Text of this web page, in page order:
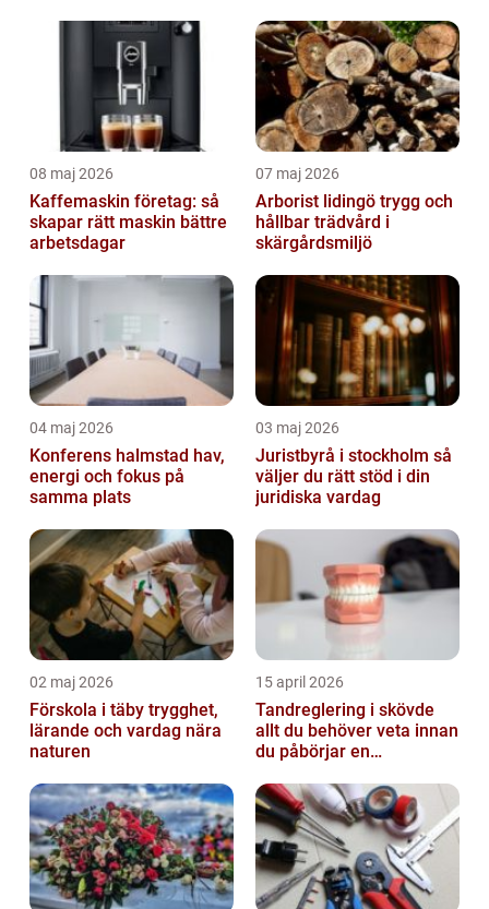
08 maj 2026
Kaffemaskin företag: så
skapar rätt maskin bättre
arbetsdagar
07 maj 2026
Arborist lidingö trygg och
hållbar trädvård i
skärgårdsmiljö
04 maj 2026
Konferens halmstad hav,
energi och fokus på
samma plats
03 maj 2026
Juristbyrå i stockholm så
väljer du rätt stöd i din
juridiska vardag
02 maj 2026
Förskola i täby trygghet,
lärande och vardag nära
naturen
15 april 2026
Tandreglering i skövde
allt du behöver veta innan
du påbörjar en